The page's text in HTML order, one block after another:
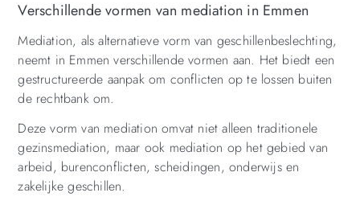
Verschillende vormen van mediation in Emmen
Mediation, als alternatieve vorm van geschillenbeslechting,
neemt in Emmen verschillende vormen aan. Het biedt een
gestructureerde aanpak om conflicten op te lossen buiten
de rechtbank om.
Deze vorm van mediation omvat niet alleen traditionele
gezinsmediation, maar ook mediation op het gebied van
arbeid, burenconflicten, scheidingen, onderwijs en
zakelijke geschillen.